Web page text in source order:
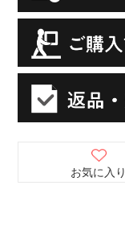
お気に入り